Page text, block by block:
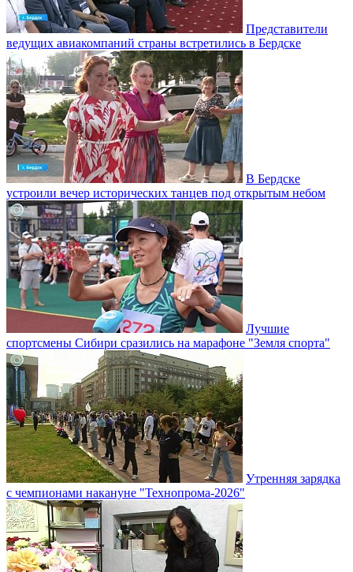
Представители
ведущих авиакомпаний страны встретились в Бердске
В Бердске
устроили вечер исторических танцев под открытым небом
Лучшие
спортсмены Сибири сразились на марафоне "Земля спорта"
Утренняя зарядка
с чемпионами накануне "Технопрома-2026"